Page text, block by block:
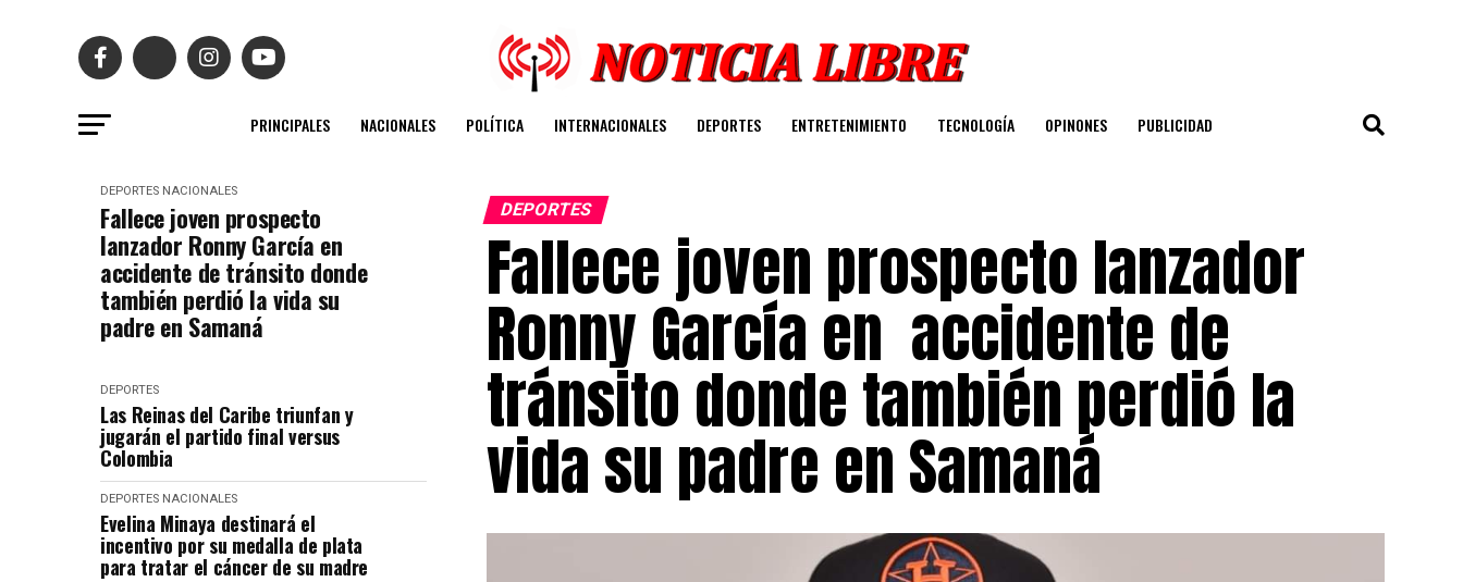
PRINCIPALES NACIONALES POLÍTICA INTERNACIONALES DEPORTES ENTRETENIMIENTO TECNOLOGÍA OPINONES PUBLICIDAD
DEPORTES NACIONALES
Fallece joven prospecto
lanzador Ronny García en
accidente de tránsito donde
también perdió la vida su
padre en Samaná
DEPORTES
Las Reinas del Caribe triunfan y
jugarán el partido final versus
Colombia
DEPORTES NACIONALES
Evelina Minaya destinará el
incentivo por su medalla de plata
para tratar el cáncer de su madre
DEPORTES
Fallece joven prospecto lanzador
Ronny García en accidente de
tránsito donde también perdió la
vida su padre en Samaná